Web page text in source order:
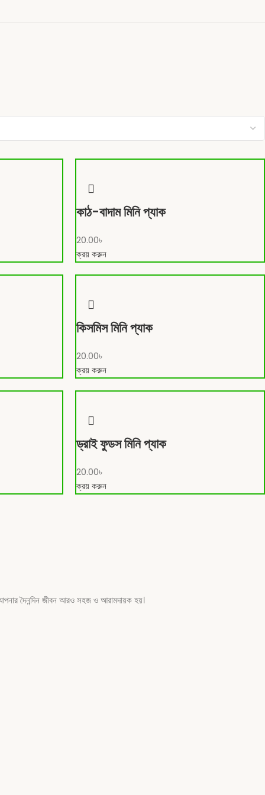
কাঠ-বাদাম মিনি প্যাক
20.00৳
ক্রয় করুন
কিসমিস মিনি প্যাক
20.00৳
ক্রয় করুন
ড্রাই ফুডস মিনি প্যাক
20.00৳
ক্রয় করুন
দৈনন্দিন জীবন আরও সহজ ও আরামদায়ক হয়।